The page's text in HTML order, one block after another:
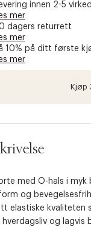
f
å
g
innen 2-5
mer
dagers returrett
mer
10% på ditt første
mer
Kjøp
med O-hals i
og
elastiske
hverdagsliv og lagvis